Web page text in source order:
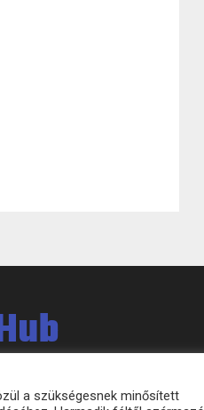
a szükségesnek minősített